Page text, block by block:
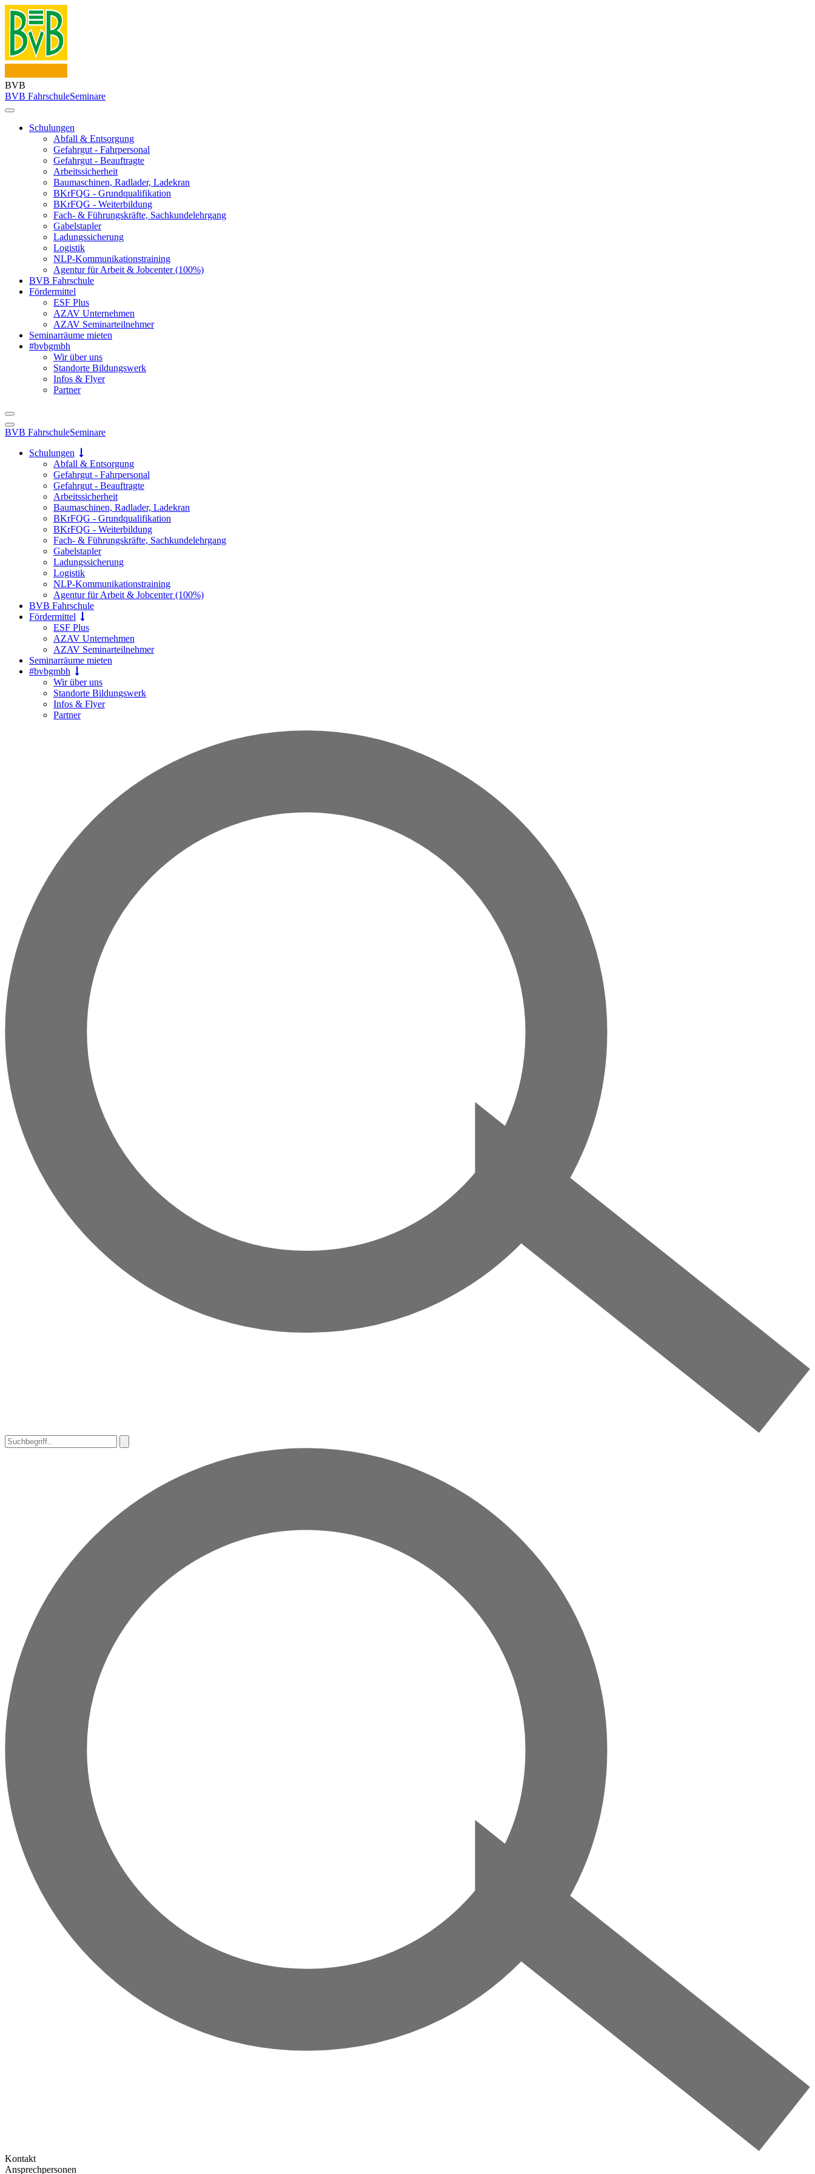
BVB
BVB FahrschuleSeminare
Schulungen
Abfall & Entsorgung
Gefahrgut - Fahrpersonal
Gefahrgut - Beauftragte
Arbeitssicherheit
Baumaschinen, Radlader, Ladekran
BKrFQG - Grundqualifikation
BKrFQG - Weiterbildung
Fach- & Führungskräfte, Sachkundelehrgang
Gabelstapler
Ladungssicherung
Logistik
NLP-Kommunikationstraining
Agentur für Arbeit & Jobcenter (100%)
BVB Fahrschule
Fördermittel
ESF Plus
AZAV Unternehmen
AZAV Seminarteilnehmer
Seminarräume mieten
#bvbgmbh
Wir über uns
Standorte Bildungswerk
Infos & Flyer
Partner
BVB FahrschuleSeminare
Schulungen
Abfall & Entsorgung
Gefahrgut - Fahrpersonal
Gefahrgut - Beauftragte
Arbeitssicherheit
Baumaschinen, Radlader, Ladekran
BKrFQG - Grundqualifikation
BKrFQG - Weiterbildung
Fach- & Führungskräfte, Sachkundelehrgang
Gabelstapler
Ladungssicherung
Logistik
NLP-Kommunikationstraining
Agentur für Arbeit & Jobcenter (100%)
BVB Fahrschule
Fördermittel
ESF Plus
AZAV Unternehmen
AZAV Seminarteilnehmer
Seminarräume mieten
#bvbgmbh
Wir über uns
Standorte Bildungswerk
Infos & Flyer
Partner
Kontakt
Ansprechpersonen